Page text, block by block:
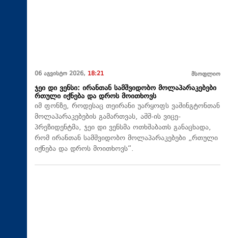
06 აგვისტო 2026, 18:21 მსოფლიო
ჯეი დი ვენსი: ირანთან სამშვიდობო მოლაპარაკებები
რთული იქნება და დროს მოითხოვს
იმ ფონზე, როდესაც თეირანი უარყოფს ვაშინგტონთან
მოლაპარაკებების გამართვას, აშშ-ის ვიცე-
პრეზიდენტმა, ჯეი დი ვენსმა ოთხშაბათს განაცხადა,
რომ ირანთან სამშვიდობო მოლაპარაკებები „რთული
იქნება და დროს მოითხოვს“.